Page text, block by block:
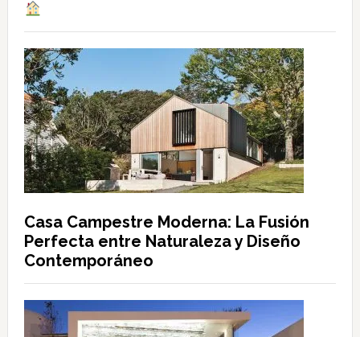
Casa Campestre Moderna: La Fusión
Perfecta entre Naturaleza y Diseño
Contemporáneo